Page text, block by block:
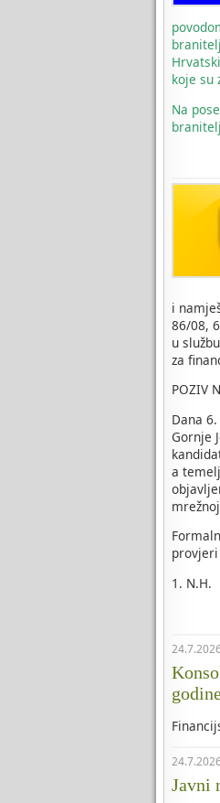
koje su
Na
i
86/08,
u
za
POZIV
Dana
Gornje
a
1. N.H.
Javni